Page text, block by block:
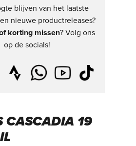
blijven van het laatste
nieuwe productreleases?
korting missen? Volg ons
op de socials!
CASCADIA 19